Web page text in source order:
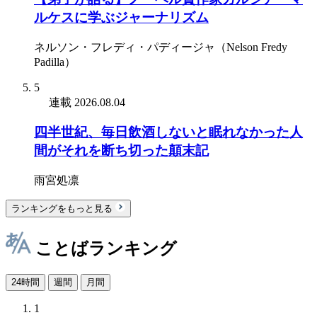
ルケスに学ぶジャーナリズム
ネルソン・フレディ・パディージャ（Nelson Fredy
Padilla）
5
連載 2026.08.04
四半世紀、毎日飲酒しないと眠れなかった人
間がそれを断ち切った顛末記
雨宮処凛
ランキングをもっと見る
ことばランキング
24時間 週間 月間
1